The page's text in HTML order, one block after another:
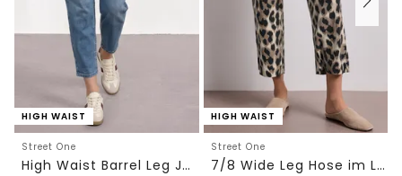
HIGH WAIST
Street One
High Waist Barrel Leg Jeans im Loose Fit
HIGH WAIST
Street One
7/8 Wide Leg Hose im Loose Fit mit Print